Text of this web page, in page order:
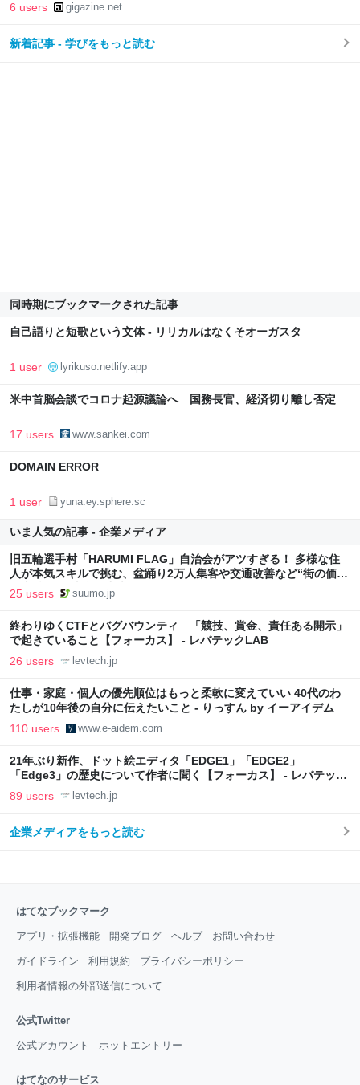
6 users gigazine.net
新着記事 - 学びをもっと読む
同時期にブックマークされた記事
自己語りと短歌という文体 - リリカルはなくそオーガスタ
1 user lyrikuso.netlify.app
米中首脳会談でコロナ起源議論へ 国務長官、経済切り離し否定
17 users www.sankei.com
DOMAIN ERROR
1 user yuna.ey.sphere.sc
いま人気の記事 - 企業メディア
旧五輪選手村「HARUMI FLAG」自治会がアツすぎる！ 多様な住
人が本気スキルで挑む、盆踊り2万人集客や交通改善など“街の価値
向上”戦略 東京・中央区
25 users suumo.jp
終わりゆくCTFとバグバウンティ 「競技、賞金、責任ある開示」
で起きていること【フォーカス】 - レバテックLAB
26 users levtech.jp
仕事・家庭・個人の優先順位はもっと柔軟に変えていい 40代のわ
たしが10年後の自分に伝えたいこと - りっすん by イーアイデム
110 users www.e-aidem.com
21年ぶり新作、ドット絵エディタ「EDGE1」「EDGE2」
「Edge3」の歴史について作者に聞く【フォーカス】 - レバテック
LAB
89 users levtech.jp
企業メディアをもっと読む
はてなブックマーク
アプリ・拡張機能 開発ブログ ヘルプ お問い合わせ
ガイドライン 利用規約 プライバシーポリシー
利用者情報の外部送信について
公式Twitter
公式アカウント ホットエントリー
はてなのサービス